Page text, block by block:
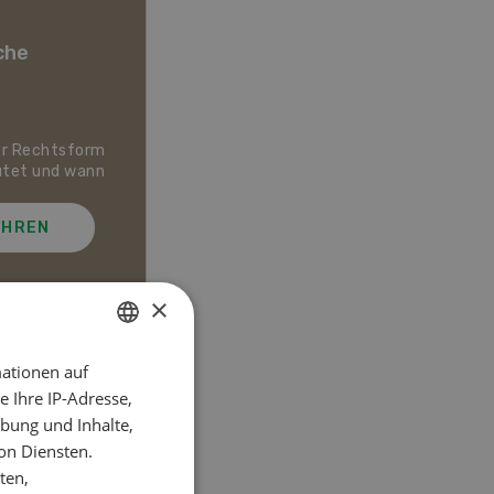
Rechtsform
und wann
FRENCH
×
auf
Ihre IP-Adresse,
und Inhalte,
Diensten.